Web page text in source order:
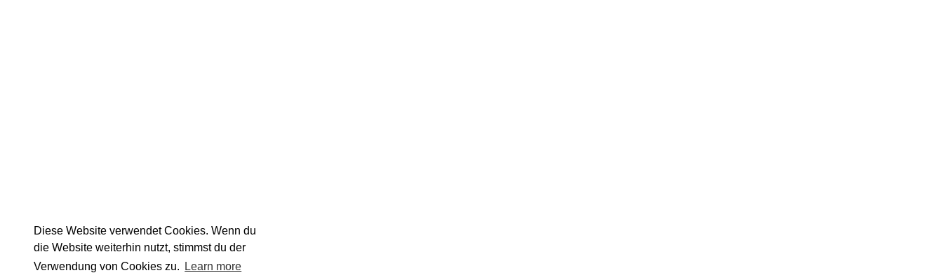
Diese Website verwendet Cookies. Wenn du
die Website weiterhin nutzt, stimmst du der
Verwendung von Cookies zu.
Learn more